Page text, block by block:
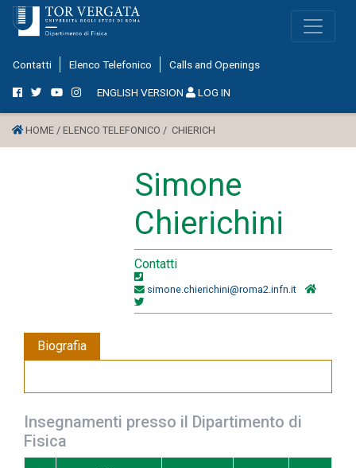
Contatti Elenco Telefonico Calls and Openings
ENGLISH VERSION LOG IN
HOME / ELENCO TELEFONICO / CHIERICH
Simone
Chierichini
Contatti
simone.chierichini@roma2.infn.it
Biografia
Insegnamenti presso il Dipartimento di
Fisica